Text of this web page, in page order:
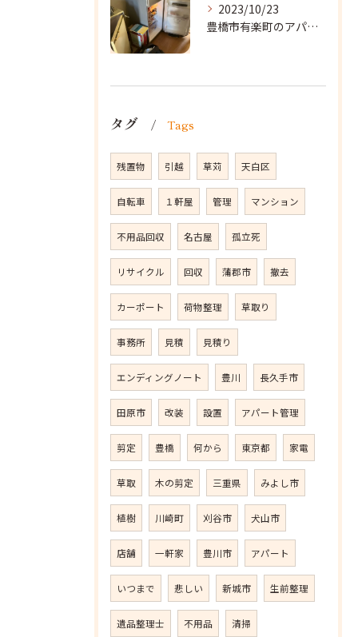
2023/10/23
豊橋市有楽町のアパートに遺品整理に向かいました。
タグ Tags
残置物 引越 草苅 天白区
自転車 １軒屋 管理 マンション
不用品回収 名古屋 孤立死
リサイクル 回収 蒲郡市 撤去
カーポート 荷物整理 草取り
事務所 見積 見積り
エンディングノート 豊川 長久手市
田原市 改装 設置 アパート管理
剪定 豊橋 何から 東京都 家電
草取 木の剪定 三重県 みよし市
植樹 川崎町 刈谷市 犬山市
店舗 一軒家 豊川市 アパート
いつまで 悲しい 新城市 生前整理
遺品整理士 不用品 清掃